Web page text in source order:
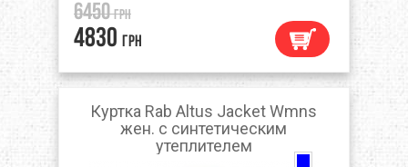
6450 грн
4830 грн
Куртка Rab Altus Jacket Wmns
жен. с синтетическим
утеплителем